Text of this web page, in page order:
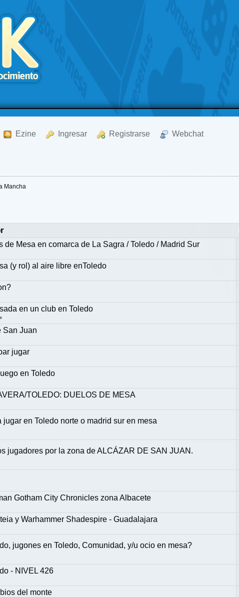
Ezine Ingresar Registrarse Webchat
Mancha
de Mesa en comarca de La Sagra / Toledo / Madrid Sur
(y rol) al aire libre enToledo
en un club en Toledo
San Juan
jugar
en Toledo
TOLEDO: DUELOS DE MESA
jugar en Toledo norte o madrid sur en mesa
jugadores por la zona de ALCÁZAR DE SAN JUAN.
Gotham City Chronicles zona Albacete
y Warhammer Shadespire - Guadalajara
jugones en Toledo, Comunidad, y/u ocio en mesa?
- NIVEL 426
del monte